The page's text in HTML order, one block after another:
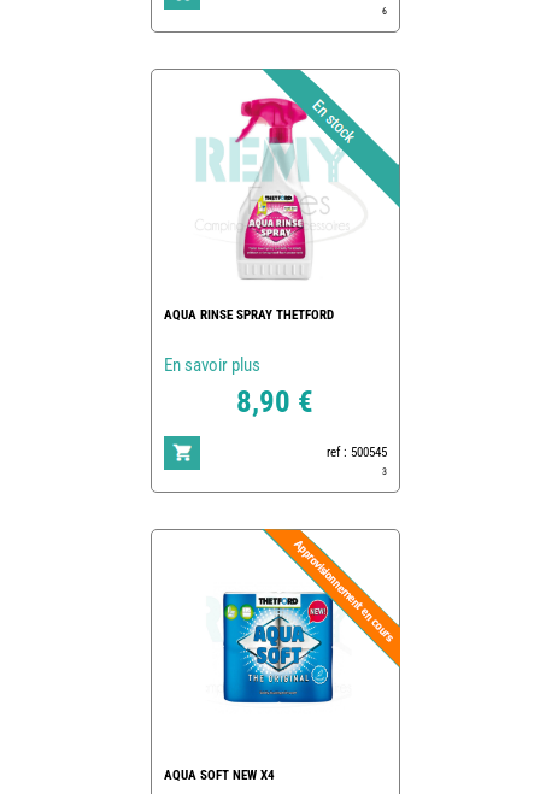
6
AQUA RINSE SPRAY THETFORD
En savoir plus
8,90 €
ref : 500545
3
AQUA SOFT NEW X4